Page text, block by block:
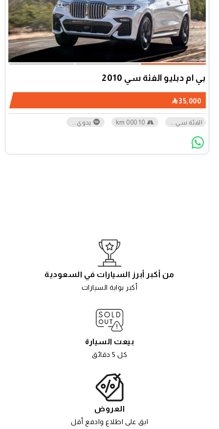
35,000
بي ام دبليو الفئة سي 2010
الفئة سي...
10 000 km يدوي...
من أكبر أبرز السيارات في السعودية
أكبر بوابة السيارات
بيعت السيارة
كل 5 دقائق
العروض
ابق على اطلاع وادفع أقل